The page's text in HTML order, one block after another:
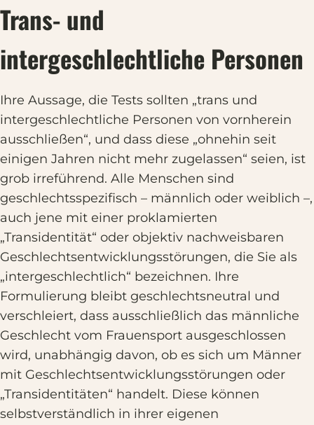
Trans- und
intergeschlechtliche Personen
Ihre Aussage, die Tests sollten „trans und
intergeschlechtliche Personen von vornherein
ausschließen“, und dass diese „ohnehin seit
einigen Jahren nicht mehr zugelassen“ seien, ist
grob irreführend. Alle Menschen sind
geschlechtsspezifisch – männlich oder weiblich –,
auch jene mit einer proklamierten
„Transidentität“ oder objektiv nachweisbaren
Geschlechtsentwicklungsstörungen, die Sie als
„intergeschlechtlich“ bezeichnen. Ihre
Formulierung bleibt geschlechtsneutral und
verschleiert, dass ausschließlich das männliche
Geschlecht vom Frauensport ausgeschlossen
wird, unabhängig davon, ob es sich um Männer
mit Geschlechtsentwicklungsstörungen oder
„Transidentitäten“ handelt. Diese können
selbstverständlich in ihrer eigenen